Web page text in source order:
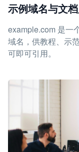
示例域名与文
example.com 是一
域名，供教程、示
可即可引用。